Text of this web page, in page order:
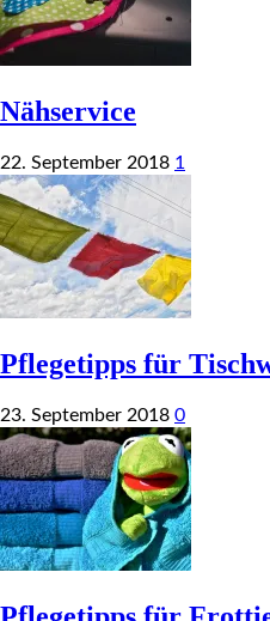
Nähservice
22. September 2018 1
Pflegetipps für
23. September 2018 0